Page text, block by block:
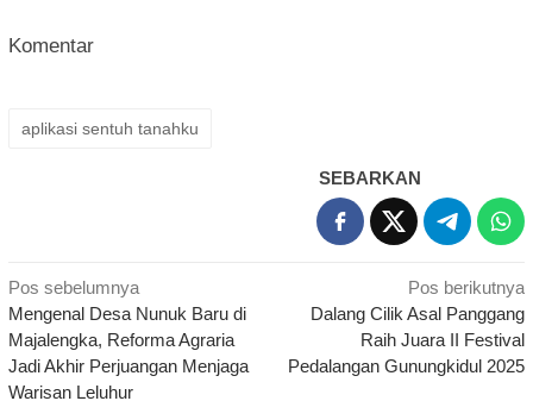
Komentar
aplikasi sentuh tanahku
SEBARKAN
Navigasi
pos
Pos sebelumnya
Mengenal Desa Nunuk Baru di
Majalengka, Reforma Agraria
Jadi Akhir Perjuangan Menjaga
Warisan Leluhur
Pos berikutnya
Dalang Cilik Asal Panggang
Raih Juara II Festival
Pedalangan Gunungkidul 2025